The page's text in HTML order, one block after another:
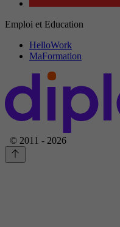
Emploi et Education
HelloWork
MaFormation
© 2011 - 2026